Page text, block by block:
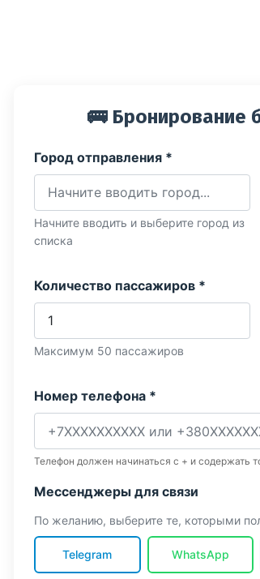
🚌 Бронирование
Город отправления *
Начните вводить и выберите город из
списка
Количество пассажиров *
Максимум 50 пассажиров
Номер телефона *
Телефон должен начинаться с + и содержать
Мессенджеры для связи
По желанию, выберите те, которыми
Telegram WhatsApp